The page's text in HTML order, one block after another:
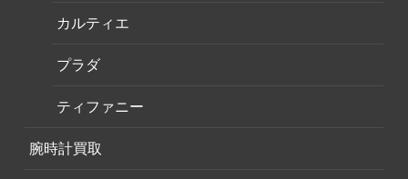
カルティエ
プラダ
ティファニー
腕時計買取